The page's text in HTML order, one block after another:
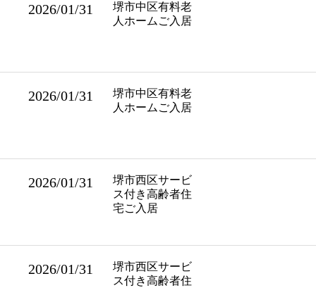
2026/01/31
堺市中区有料老
人ホームご入居
2026/01/31
堺市中区有料老
人ホームご入居
2026/01/31
堺市西区サービ
ス付き高齢者住
宅ご入居
2026/01/31
堺市西区サービ
ス付き高齢者住